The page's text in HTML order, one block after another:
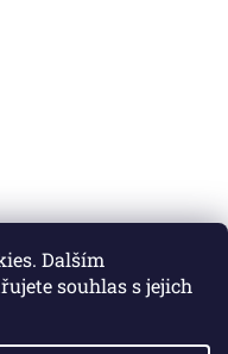
Dalším
souhlas s jejich